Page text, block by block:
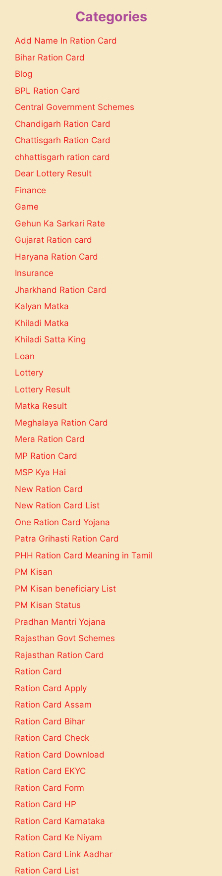
Categories
Add Name In Ration Card
Bihar Ration Card
Blog
BPL Ration Card
Central Government Schemes
Chandigarh Ration Card
Chattisgarh Ration Card
chhattisgarh ration card
Dear Lottery Result
Finance
Game
Gehun Ka Sarkari Rate
Gujarat Ration card
Haryana Ration Card
Insurance
Jharkhand Ration Card
Kalyan Matka
Khiladi Matka
Khiladi Satta King
Loan
Lottery
Lottery Result
Matka Result
Meghalaya Ration Card
Mera Ration Card
MP Ration Card
MSP Kya Hai
New Ration Card
New Ration Card List
One Ration Card Yojana
Patra Grihasti Ration Card
PHH Ration Card Meaning in Tamil
PM Kisan
PM Kisan beneficiary List
PM Kisan Status
Pradhan Mantri Yojana
Rajasthan Govt Schemes
Rajasthan Ration Card
Ration Card
Ration Card Apply
Ration Card Assam
Ration Card Bihar
Ration Card Check
Ration Card Download
Ration Card EKYC
Ration Card Form
Ration Card HP
Ration Card Karnataka
Ration Card Ke Niyam
Ration Card Link Aadhar
Ration Card List